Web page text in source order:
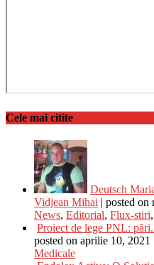
Cele mai citite
Deutsch
Vidjean Mihai | posted on
News, Editorial, Flux-stiri,
Proiect de lege PNL:
posted on aprilie 10, 2021
Medicale